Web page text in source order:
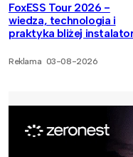
FoxESS Tour 2026 -
wiedza, technologia i
praktyka bliżej
Reklama 03-08-2026